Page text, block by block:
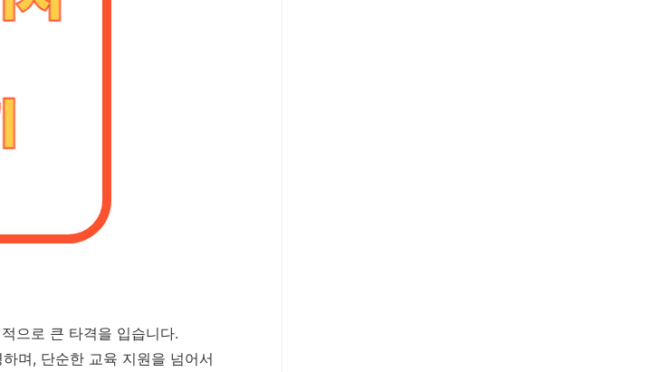
으로 큰 타격을 입습니다.
며, 단순한 교육 지원을 넘어서